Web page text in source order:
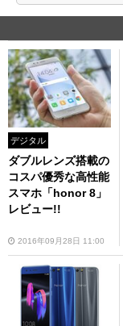
デジタル
ダブルレンズ搭載の
コスパ優秀な高性能
スマホ「honor 8」
レビュー!!
2016年09月28日 11:00